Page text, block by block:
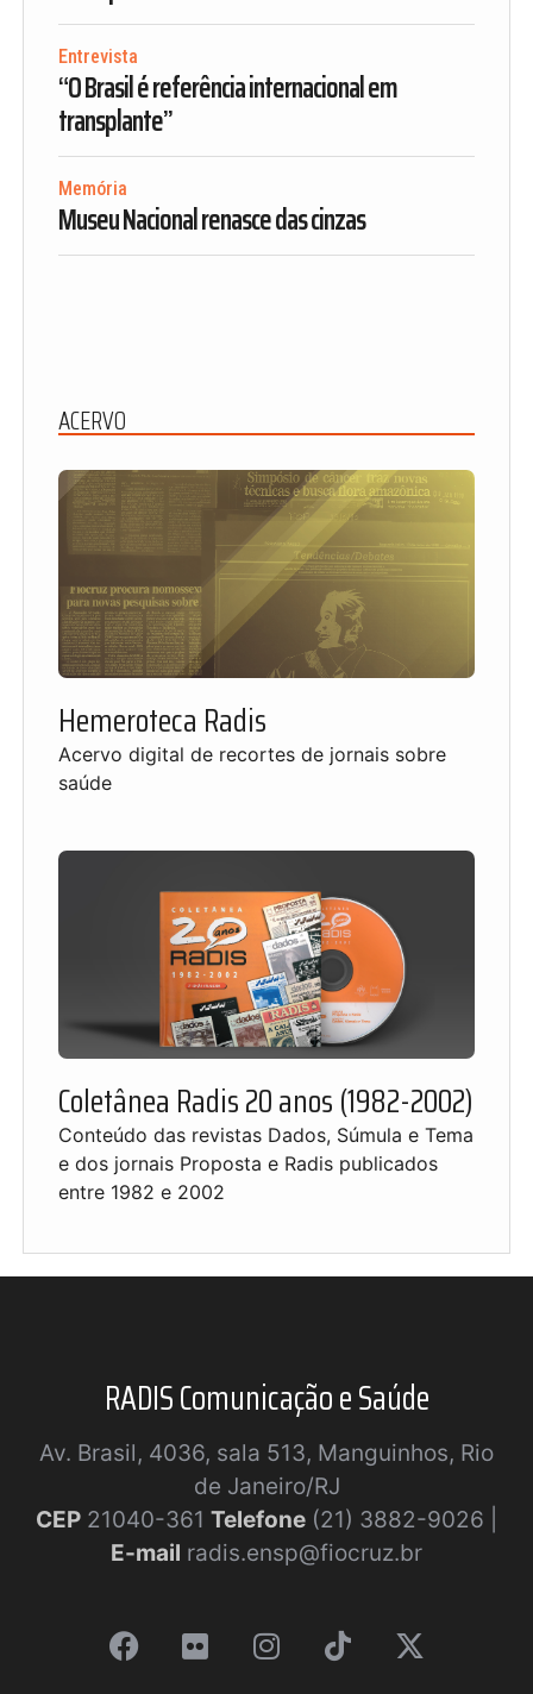
Entrevista
“O Brasil é referência internacional em
transplante”
Memória
Museu Nacional renasce das cinzas
ACERVO
Hemeroteca Radis
Acervo digital de recortes de jornais sobre
saúde
Coletânea Radis 20 anos (1982-2002)
Conteúdo das revistas Dados, Súmula e Tema
e dos jornais Proposta e Radis publicados
entre 1982 e 2002
RADIS Comunicação e Saúde
Av. Brasil, 4036, sala 513, Manguinhos, Rio
de Janeiro/RJ
CEP 21040-361 Telefone (21) 3882-9026 |
E-mail radis.ensp@fiocruz.br